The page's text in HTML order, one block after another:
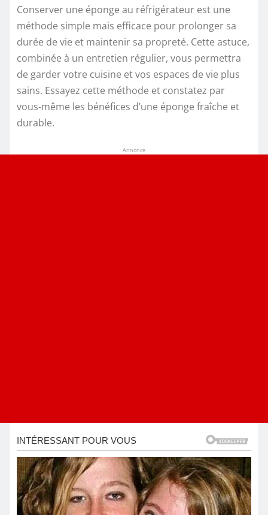
Conserver une éponge au réfrigérateur est une
méthode simple mais efficace pour prolonger sa
durée de vie et maintenir sa propreté. Cette astuce,
combinée à un entretien régulier, vous permettra
de garder votre cuisine et vos espaces de vie plus
sains. Essayez cette méthode et constatez par
vous-même les bénéfices d’une éponge fraîche et
durable.
Annonce